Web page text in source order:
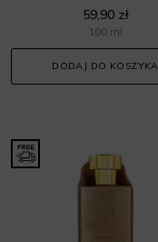
59,90 zł
100 ml
DODAJ DO KOSZYKA